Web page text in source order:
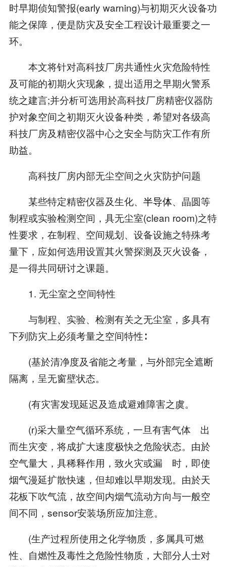
时早期侦知警报(early warning)与初期灭火设备功
能之保障，便是防灾及安全工程设计最重要之一
环。
本文将针对高科技厂房共通性火灾危险特性
及可能的初期火灾现象，提出适用之早期火警系
统之建言;并分析可选用於高科技厂房精密仪器防
护对象空间之初期灭火设备种类，希望对各级高
科技厂房及精密仪器中心之安全与防灾工作有所
助益。
高科技厂房内部无尘空间之火灾防护问题
某些特定精密仪器及生化、 半导体、晶圆等
制程或实验检测空间，具无尘室(clean room)之特
性要求，在制程、空间规划、设备设施之特殊考
量下，应如何选用设置其火警探测及灭火设备，
是一得共同研讨之课题。
1. 无尘室之空间特性
与制程、实验、检测有关之无尘室，多具有
下列防灾上必须考量之空间特性∶
(基於清净度及省能之考量，与外部完全遮断
隔离，呈无窗壁状态。
(有灾害发现延迟及造成避难障害之虞。
(r)采大量空气循环系统，一旦有害气体 出
而生灾变，将成扩大速度极快之危险状态。由於
空气量大，具稀释作用，致火灾或漏 时，即使
烟气漫延扩散快速，但却难以早期发现。由於天
花板下吹气流，故空间内烟气流动方向与一般空
间不同，sensor安装场所应加注意。
(生产过程所使用之化学物质，多属具可燃
性、自燃性及毒性之危险性物质，大部分人士对